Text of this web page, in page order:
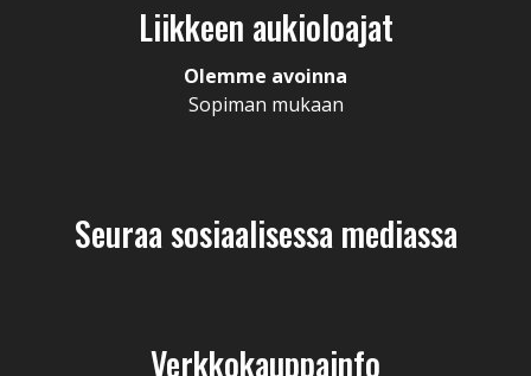
Liikkeen aukioloajat
Olemme avoinna
Sopiman mukaan
Seuraa sosiaalisessa mediassa
Verkkokauppainfo